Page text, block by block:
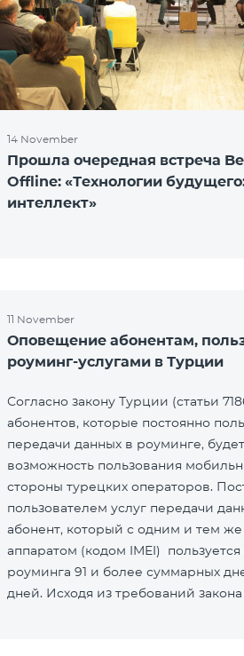
14 November
Прошла очередная встреча
Offline: «Технологии
интеллект»
11 November
Оповещение абонентам,
роуминг-услугами в Турции
Согласно закону Турции (статьи
абонентов, которые постоянно
передачи данных в роуминге,
возможность пользования
стороны турецких операторов.
пользователем услуг передачи
абонент, который с одним и тем
аппаратом (кодом IMEI) пользуется
роуминга 91 и более суммарных
дней. Исходя из требований